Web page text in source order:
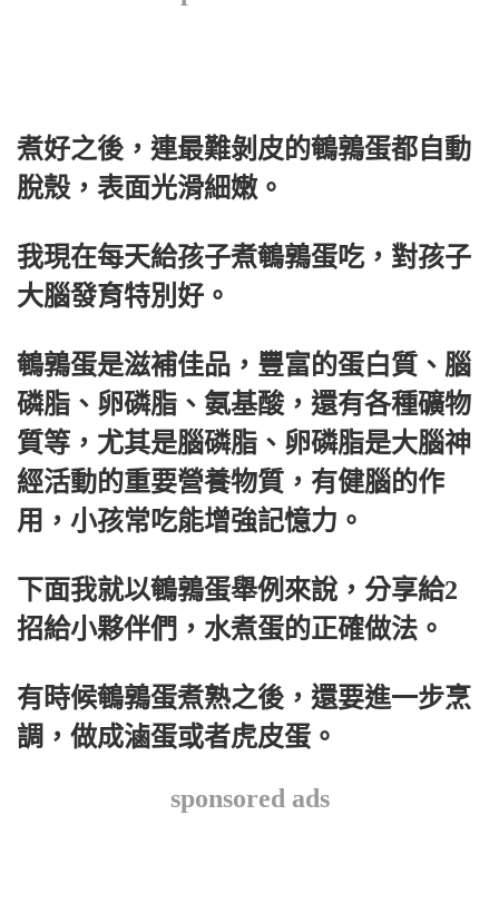
煮好之後，連最難剝皮的鵪鶉蛋都自動
脫殼，表面光滑細嫩。
我現在每天給孩子煮鵪鶉蛋吃，對孩子
大腦發育特別好。
鵪鶉蛋是滋補佳品，豐富的蛋白質、腦
磷脂、卵磷脂、氨基酸，還有各種礦物
質等，尤其是腦磷脂、卵磷脂是大腦神
經活動的重要營養物質，有健腦的作
用，小孩常吃能增強記憶力。
下面我就以鵪鶉蛋舉例來說，分享給2
招給小夥伴們，水煮蛋的正確做法。
有時候鵪鶉蛋煮熟之後，還要進一步烹
調，做成滷蛋或者虎皮蛋。
sponsored ads